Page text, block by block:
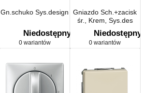
Gn.schuko Sys.design
Niedostępny
0 wariantów
Gniazdo Sch.+zacisk
śr., Krem, Sys.des
Niedostępny
0 wariantów